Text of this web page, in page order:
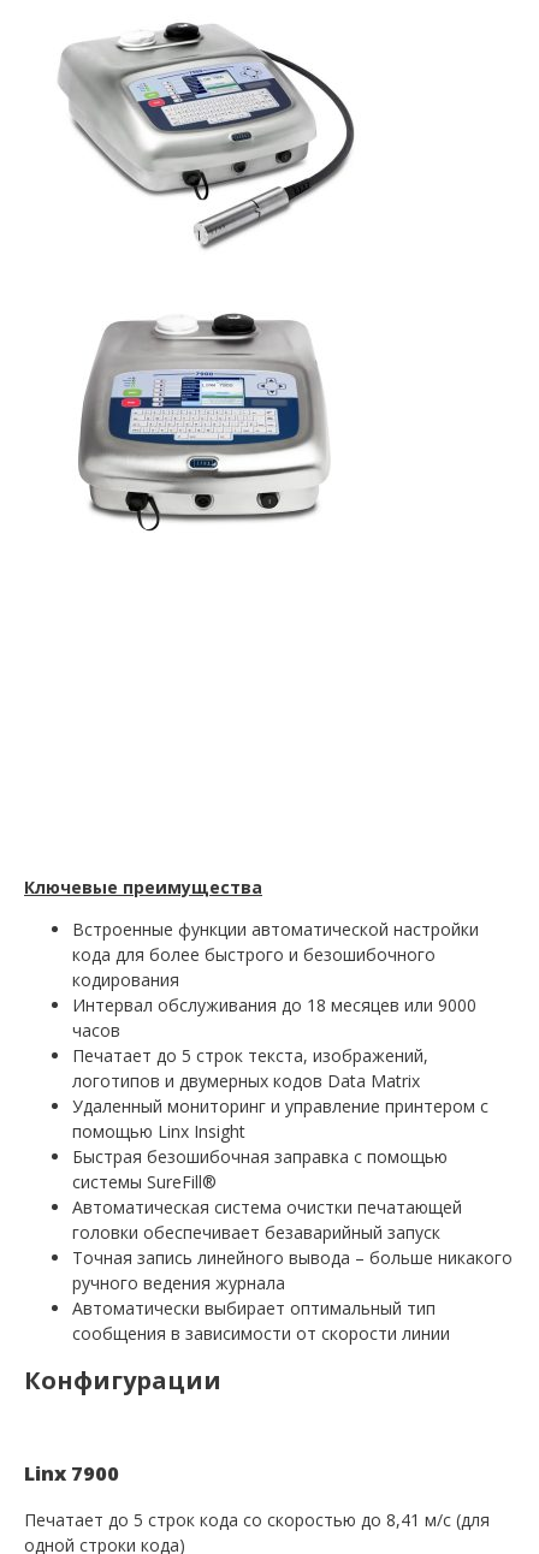
Ключевые преимущества
Встроенные функции автоматической настройки
кода для более быстрого и безошибочного
кодирования
Интервал обслуживания до 18 месяцев или 9000
часов
Печатает до 5 строк текста, изображений,
логотипов и двумерных кодов Data Matrix
Удаленный мониторинг и управление принтером с
помощью Linx Insight
Быстрая безошибочная заправка с помощью
системы SureFill®
Автоматическая система очистки печатающей
головки обеспечивает безаварийный запуск
Точная запись линейного вывода – больше никакого
ручного ведения журнала
Автоматически выбирает оптимальный тип
сообщения в зависимости от скорости линии
Конфигурации
Linx 7900
Печатает до 5 строк кода со скоростью до 8,41 м/с (для
одной строки кода)